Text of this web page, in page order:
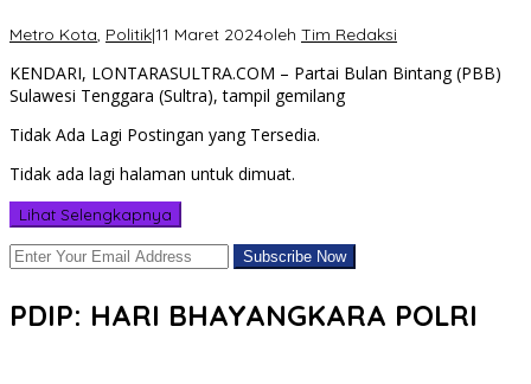
Metro Kota, Politik|11 Maret 2024oleh Tim Redaksi
KENDARI, LONTARASULTRA.COM – Partai Bulan Bintang (PBB)
Sulawesi Tenggara (Sultra), tampil gemilang
Tidak Ada Lagi Postingan yang Tersedia.
Tidak ada lagi halaman untuk dimuat.
Lihat Selengkapnya
PDIP: HARI BHAYANGKARA POLRI